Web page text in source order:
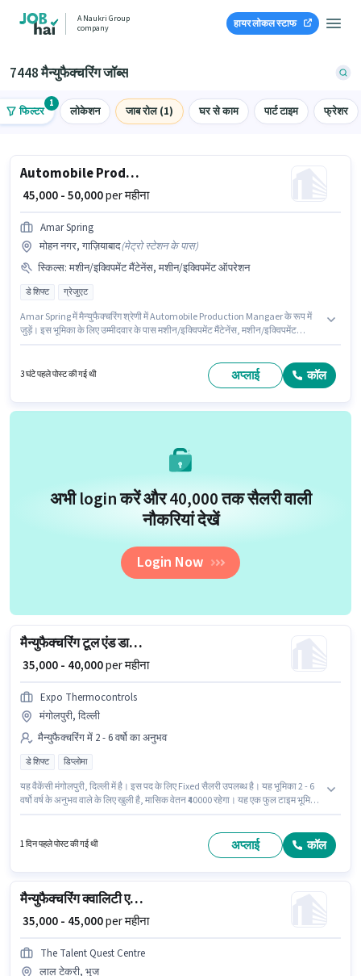
A Naukri Group
company
हायर लोकल स्टाफ
7448 मैन्युफैक्चरिंग जॉब्स
फिल्टर
1
लोकेशन जाब रोल (1) घर से काम पार्ट टाइम फ्रेशर
Automobile Production Mangaer
₹ 45,000 - 50,000per महीना
Amar Spring
मोहन नगर, गाज़ियाबाद(मेट्रो स्टेशन के पास)
स्किल्स: मशीन/इक्विपमेंट मैंटेनेंस, मशीन/इक्विपमेंट ऑपरेशन
डे शिफ्ट ग्रेजुएट
Amar Spring में मैन्युफैक्चरिंग श्रेणी में Automobile Production Mangaer के रूप में
जुड़ें। इस भूमिका के लिए उम्मीदवार के पास मशीन/इक्विपमेंट मैंटेनेंस, मशीन/इक्विपमेंट
अनिवार्य है। यह पद 6 - 6+ वर्षो वर्ष के अनुभव वाले के लिए उपयुक्त है। आप प्रति माह ₹50000
3 घंटे पहले पोस्ट की गई थी अप्लाई कॉल
अभी login करें और ₹40,000 तक सैलरी वाली
नौकरियां देखें
Login Now
मैन्युफैक्चरिंग टूल एंड डाई मेकर
₹ 35,000 - 40,000per महीना
Expo Thermocontrols
मंगोलपुरी, दिल्ली
मैन्युफैक्चरिंग में 2 - 6 वर्षो का अनुभव
डे शिफ्ट डिप्लोमा
यह वैकेंसी मंगोलपुरी, दिल्ली में है। इस पद के लिए Fixed सैलरी उपलब्ध है। यह भूमिका 2 - 6
वर्षो वर्ष के अनुभव वाले के लिए खुली है, मासिक वेतन ₹40000 रहेगा। यह एक फुल टाइम भूमिका
पास कम से कम डिप्लोमा डिग्री या सर्टिफिकेट होना चाहिए।
1 दिन पहले पोस्ट की गई थी अप्लाई कॉल
मैन्युफैक्चरिंग क्वालिटी एश्योरेंस एग्जीक्यूटिव
₹ 35,000 - 45,000per महीना
The Talent Quest Centre
लाल टेकरी, भुज